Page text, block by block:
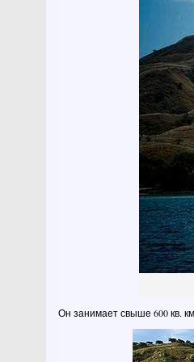
Он занимает свыше 600 кв.